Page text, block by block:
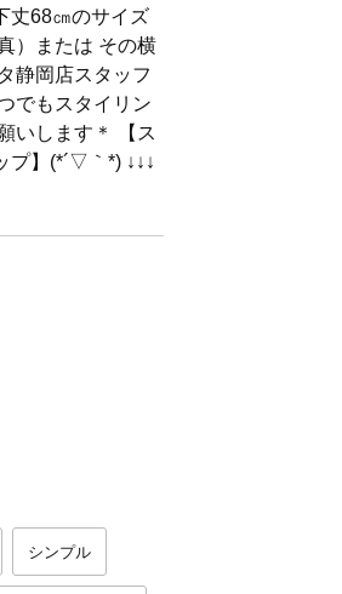
丈68㎝のサイズ
）または その横
静岡店スタッフ
でもスタイリン
いします＊ 【ス
】(*´▽｀*) ↓↓↓
シンプル